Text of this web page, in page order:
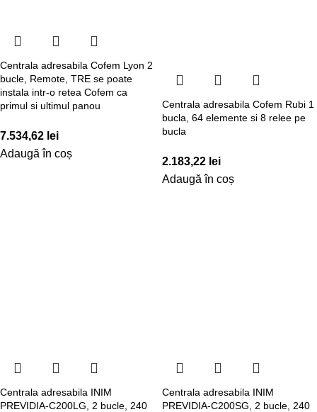
Centrala adresabila Cofem Lyon 2
bucle, Remote, TRE se poate
instala intr-o retea Cofem ca
primul si ultimul panou
7.534,62 lei
Adaugă în coș
Centrala adresabila Cofem Rubi 1
bucla, 64 elemente si 8 relee pe
bucla
2.183,22 lei
Adaugă în coș
Centrala adresabila INIM
PREVIDIA-C200LG, 2 bucle, 240
Centrala adresabila INIM
PREVIDIA-C200SG, 2 bucle, 240